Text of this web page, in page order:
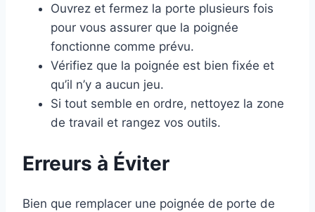
Ouvrez et fermez la porte plusieurs fois
pour vous assurer que la poignée
fonctionne comme prévu.
Vérifiez que la poignée est bien fixée et
qu’il n’y a aucun jeu.
Si tout semble en ordre, nettoyez la zone
de travail et rangez vos outils.
Erreurs à Éviter
Bien que remplacer une poignée de porte de